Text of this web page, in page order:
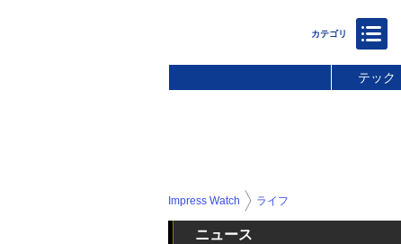
テック
Impress Watch ライフ
ニュース